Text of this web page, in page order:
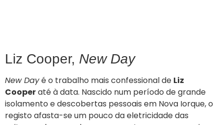
Liz Cooper, New Day
New Dayé o trabalho mais confessional de Liz
Cooperaté à data. Nascido num período de grande
isolamento e descobertas pessoais em Nova Iorque, o
registo afasta-se um pouco da eletricidade das